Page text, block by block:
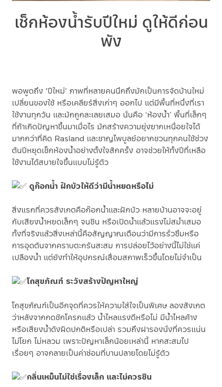
เช็กห้องน้ำรับปีใหม่ ดูให้ดีก่อน
พัง
พอพูดถึง 'ปีใหม่' ภาพที่หลายคนนึกถึงมักเป็นการจัดบ้านใหม่
เปลี่ยนของใช้ หรือเคลียร์สิ่งเก่าๆ ออกไป แต่มีพื้นที่หนึ่งที่เรา
ใช้งานทุกวัน และมักถูกละเลยเสมอ นั่นคือ ‘ห้องน้ำ’ พื้นที่เล็กๆ
ที่ถ้าเกิดปัญหาขึ้นมาเมื่อไร มักสร้างความยุ่งยากเหนื่อยใจได้
มากกว่าที่คิด Rasland และชาญไพบูลย์อยากชวนทุกคนใช้ช่วง
ต้นปีหยุดเช็กห้องน้ำอย่างตั้งใจสักครั้ง อาจช่วยให้ทั้งปีที่เหลือ
ใช้งานได้สบายใจขึ้นแบบไม่รู้ตัว
ดูก๊อกน้ำ ฝักบัวให้ดีว่ามีน้ำหยดหรือไม่
สิ่งแรกที่ควรสังเกตคือก๊อกน้ำและฝักบัว หลายบ้านอาจจะอยู่
กับเสียงน้ำหยดเล็กๆ จนชิน หรือเปิดน้ำแล้วแรงไม่สม่ำเสมอ
ทั้งที่จริงแล้วสิ่งเหล่านี้คือสัญญาณเตือนว่ามีการรั่วซึมหรือ
การอุดตันจากคราบตะกรันสะสม การปล่อยไว้อย่างนี้ไม่ใช่แค่
เปลืองน้ำ แต่ยังทำให้อุปกรณ์เสื่อมสภาพเร็วขึ้นโดยไม่จำเป็น
โถสุขภัณฑ์ ระวังสร้างปัญหาใหญ่
โถสุขภัณฑ์เป็นอีกจุดที่ควรให้ความใส่ใจเป็นพิเศษ ลองสังเกต
ว่าหลังจากกดชักโครกแล้ว น้ำไหลแรงดีหรือไม่ มีน้ำไหลค้าง
หรือเสียงน้ำดังผิดปกติหรือเปล่า รวมถึงฝารองนั่งที่ควรแน่น
ไม่โยก ไม่หลวม เพราะปัญหาเล็กน้อยเหล่านี้ หากสะสมไป
เรื่อยๆ อาจกลายเป็นค่าซ่อมที่บานปลายโดยไม่รู้ตัว
กลิ่นเหม็นไม่ใช่เรื่องเล็ก และไม่ควรชิน